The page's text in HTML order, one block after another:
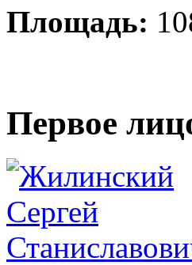
Площадь:
Первое